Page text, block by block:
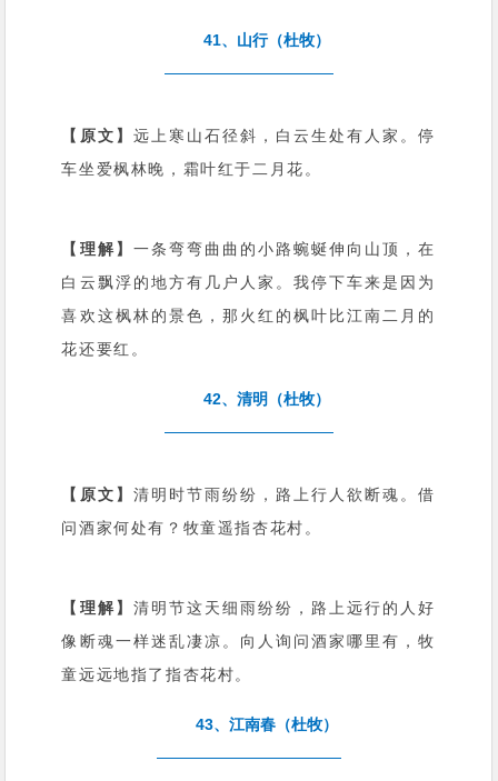
41、山行（杜牧）
【原文】 远上寒山石径斜，白云生处有人家。停
车坐爱枫林晚，霜叶红于二月花。
【理解】 一条弯弯曲曲的小路蜿蜒伸向山顶，在
白云飘浮的地方有几户人家。我停下车来是因为
喜欢这枫林的景色，那火红的枫叶比江南二月的
花还要红。
42、清明（杜牧）
【原文】 清明时节雨纷纷，路上行人欲断魂。借
问酒家何处有？牧童遥指杏花村。
【理解】 清明节这天细雨纷纷，路上远行的人好
像断魂一样迷乱凄凉。向人询问酒家哪里有，牧
童远远地指了指杏花村。
43、江南春（杜牧）